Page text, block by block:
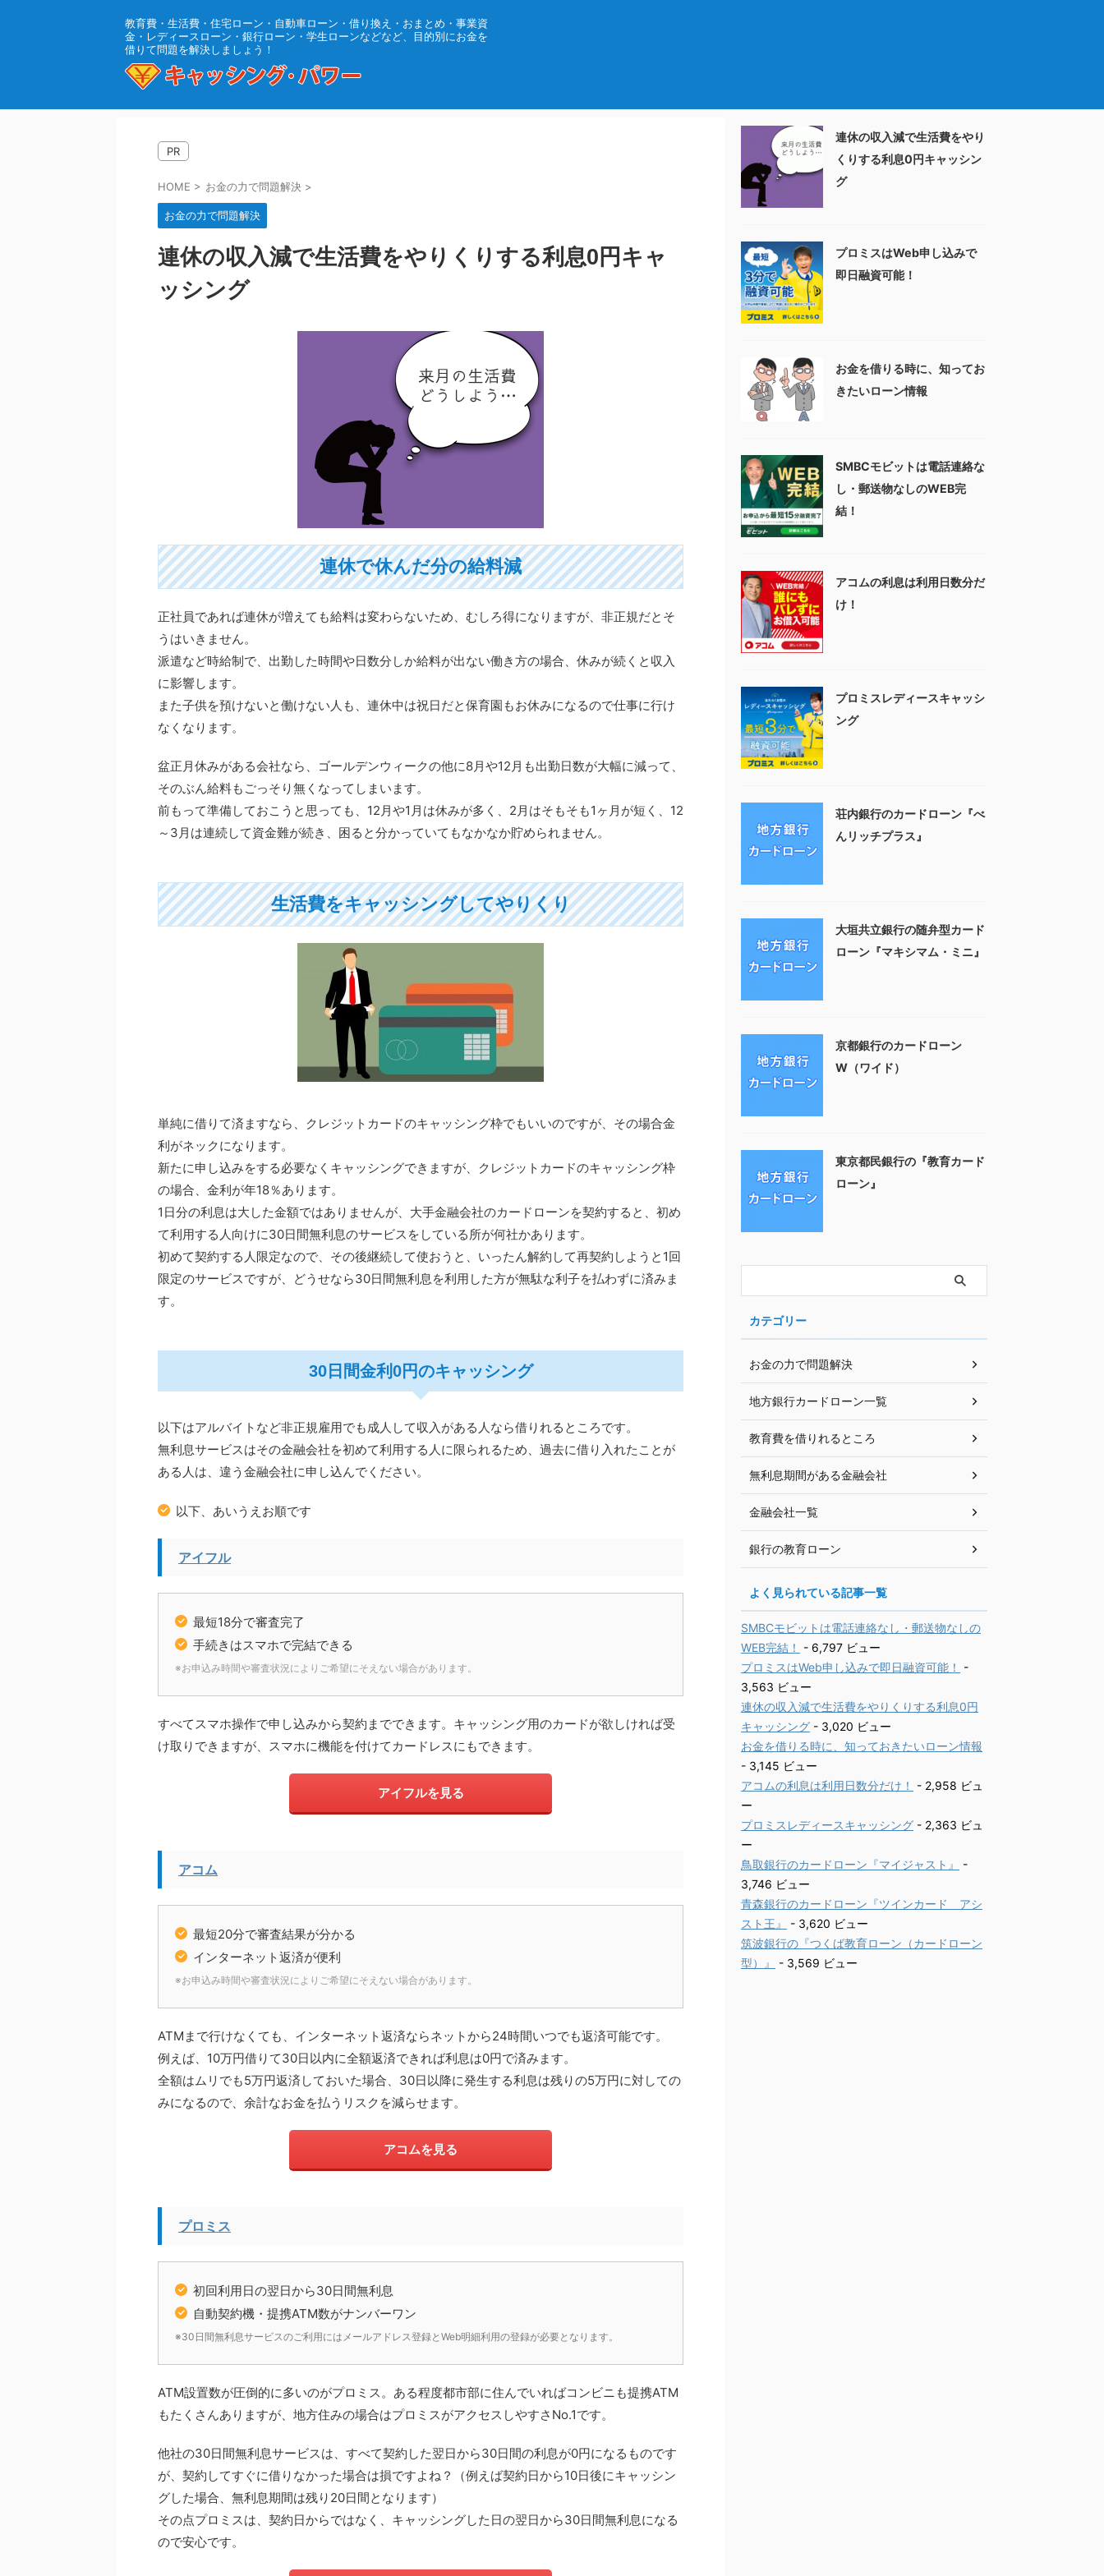
教育費・生活費・住宅ローン・自動車ローン・借り換え・おまとめ・事業資
金・レディースローン・銀行ローン・学生ローンなどなど、目的別にお金を
借りて問題を解決しましょう！
PR
HOME > お金の力で問題解決 >
お金の力で問題解決
連休の収入減で生活費をやりくりする利息0円キャ
ッシング
連休で休んだ分の給料減
正社員であれば連休が増えても給料は変わらないため、むしろ得になりますが、非正規だとそ
うはいきません。
派遣など時給制で、出勤した時間や日数分しか給料が出ない働き方の場合、休みが続くと収入
に影響します。
また子供を預けないと働けない人も、連休中は祝日だと保育園もお休みになるので仕事に行け
なくなります。
盆正月休みがある会社なら、ゴールデンウィークの他に8月や12月も出勤日数が大幅に減って、
そのぶん給料もごっそり無くなってしまいます。
前もって準備しておこうと思っても、12月や1月は休みが多く、2月はそもそも1ヶ月が短く、12
～3月は連続して資金難が続き、困ると分かっていてもなかなか貯められません。
生活費をキャッシングしてやりくり
単純に借りて済ますなら、クレジットカードのキャッシング枠でもいいのですが、その場合金
利がネックになります。
新たに申し込みをする必要なくキャッシングできますが、クレジットカードのキャッシング枠
の場合、金利が年18％あります。
1日分の利息は大した金額ではありませんが、大手金融会社のカードローンを契約すると、初め
て利用する人向けに30日間無利息のサービスをしている所が何社かあります。
初めて契約する人限定なので、その後継続して使おうと、いったん解約して再契約しようと1回
限定のサービスですが、どうせなら30日間無利息を利用した方が無駄な利子を払わずに済みま
す。
30日間金利0円のキャッシング
以下はアルバイトなど非正規雇用でも成人して収入がある人なら借りれるところです。
無利息サービスはその金融会社を初めて利用する人に限られるため、過去に借り入れたことが
ある人は、違う金融会社に申し込んでください。
以下、あいうえお順です
アイフル
最短18分で審査完了
手続きはスマホで完結できる
※お申込み時間や審査状況によりご希望にそえない場合があります。
すべてスマホ操作で申し込みから契約までできます。キャッシング用のカードが欲しければ受
け取りできますが、スマホに機能を付けてカードレスにもできます。
アイフルを見る
アコム
最短20分で審査結果が分かる
インターネット返済が便利
※お申込み時間や審査状況によりご希望にそえない場合があります。
ATMまで行けなくても、インターネット返済ならネットから24時間いつでも返済可能です。
例えば、10万円借りて30日以内に全額返済できれば利息は0円で済みます。
全額はムリでも5万円返済しておいた場合、30日以降に発生する利息は残りの5万円に対しての
みになるので、余計なお金を払うリスクを減らせます。
アコムを見る
プロミス
初回利用日の翌日から30日間無利息
自動契約機・提携ATM数がナンバーワン
※30日間無利息サービスのご利用にはメールアドレス登録とWeb明細利用の登録が必要となります。
ATM設置数が圧倒的に多いのがプロミス。ある程度都市部に住んでいればコンビニも提携ATM
もたくさんありますが、地方住みの場合はプロミスがアクセスしやすさNo.1です。
他社の30日間無利息サービスは、すべて契約した翌日から30日間の利息が0円になるものです
が、契約してすぐに借りなかった場合は損ですよね？（例えば契約日から10日後にキャッシン
グした場合、無利息期間は残り20日間となります）
その点プロミスは、契約日からではなく、キャッシングした日の翌日から30日間無利息になる
ので安心です。
連休の収入減で生活費をやり
くりする利息0円キャッシン
グ
プロミスはWeb申し込みで
即日融資可能！
お金を借りる時に、知ってお
きたいローン情報
SMBCモビットは電話連絡な
し・郵送物なしのWEB完
結！
アコムの利息は利用日数分だ
け！
プロミスレディースキャッシ
ング
荘内銀行のカードローン『べ
んリッチプラス』
大垣共立銀行の随弁型カード
ローン『マキシマム・ミニ』
京都銀行のカードローン
W（ワイド）
東京都民銀行の『教育カード
ローン』
カテゴリー
お金の力で問題解決
地方銀行カードローン一覧
教育費を借りれるところ
無利息期間がある金融会社
金融会社一覧
銀行の教育ローン
よく見られている記事一覧
SMBCモビットは電話連絡なし・郵送物なしの
WEB完結！
- 6,797 ビュー
プロミスはWeb申し込みで即日融資可能！
-
3,563 ビュー
連休の収入減で生活費をやりくりする利息0円
キャッシング - 3,020 ビュー
お金を借りる時に、知っておきたいローン情報
- 3,145 ビュー
アコムの利息は利用日数分だけ！
- 2,958 ビュ
ー
プロミスレディースキャッシング - 2,363 ビュ
ー
鳥取銀行のカードローン『マイジャスト』
-
3,746 ビュー
青森銀行のカードローン『ツインカード アシ
スト王』
- 3,620 ビュー
筑波銀行の『つくば教育ローン（カードローン
型）』
- 3,569 ビュー